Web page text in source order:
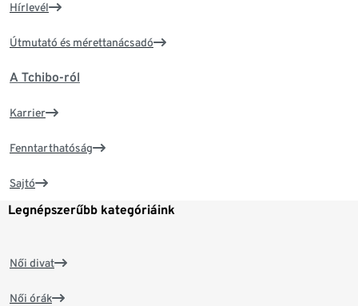
Hírlevél
Útmutató és mérettanácsadó
A Tchibo-ról
Karrier
Fenntarthatóság
Sajtó
Legnépszerűbb kategóriáink
Női divat
Női órák